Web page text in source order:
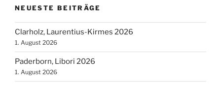
NEUESTE BEITRÄGE
Clarholz, Laurentius-Kirmes 2026
1. August 2026
Paderborn, Libori 2026
1. August 2026